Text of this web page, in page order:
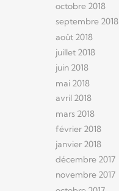
octobre 2018
septembre 2018
août 2018
juillet 2018
juin 2018
mai 2018
avril 2018
mars 2018
février 2018
janvier 2018
décembre 2017
novembre 2017